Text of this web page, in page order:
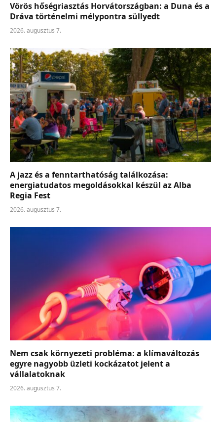
Vörös hőségriasztás Horvátországban: a Duna és a
Dráva történelmi mélypontra süllyedt
2026. augusztus 7.
A jazz és a fenntarthatóság találkozása:
energiatudatos megoldásokkal készül az Alba
Regia Fest
2026. augusztus 7.
Nem csak környezeti probléma: a klímaváltozás
egyre nagyobb üzleti kockázatot jelent a
vállalatoknak
2026. augusztus 7.